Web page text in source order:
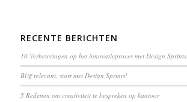
RECENTE BERICHTEN
10 Verbeteringen op het innovatieproces met Design Sprints
Blijf relevant, start met Design Sprints!
5 Redenen om creativiteit te bespreken op kantoor